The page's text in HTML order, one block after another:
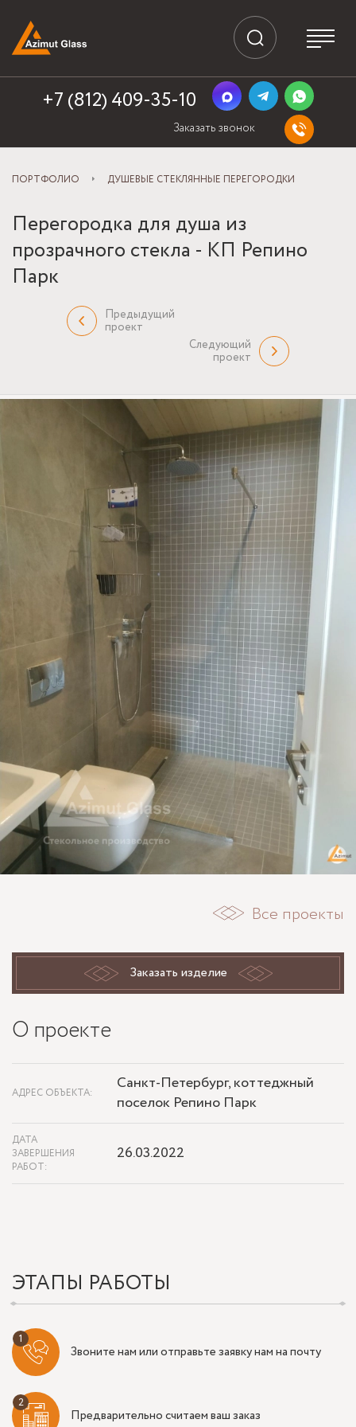
+7 (812) 409-35-10
Заказать звонок
ПОРТФОЛИО ДУШЕВЫЕ СТЕКЛЯННЫЕ ПЕРЕГОРОДКИ
Перегородка для душа из
прозрачного стекла - КП Репино
Парк
Предыдущий
проект
Следующий
проект
Все проекты
Заказать изделие
О проекте
АДРЕС ОБЪЕКТА:
Санкт-Петербург, коттеджный
поселок Репино Парк
ДАТА
ЗАВЕРШЕНИЯ
РАБОТ:
26.03.2022
ЭТАПЫ РАБОТЫ
Звоните нам или отправьте заявку нам на почту
Предварительно считаем ваш заказ